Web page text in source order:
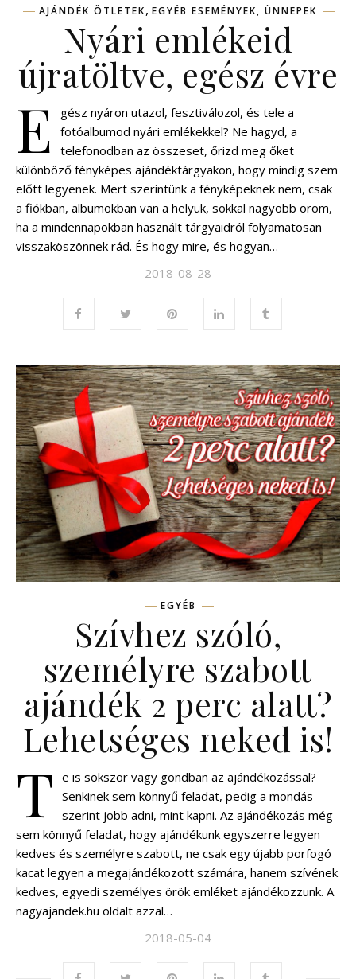
AJÁNDÉK ÖTLETEK, EGYÉB ESEMÉNYEK, ÜNNEPEK
Nyári emlékeid
újratöltve, egész évre
E
gész nyáron utazol, fesztiválozol, és tele a
fotóalbumod nyári emlékekkel? Ne hagyd, a
telefonodban az összeset, őrizd meg őket
különböző fényképes ajándéktárgyakon, hogy mindig szem
előtt legyenek. Mert szerintünk a fényképeknek nem, csak
a fiókban, albumokban van a helyük, sokkal nagyobb öröm,
ha a mindennapokban használt tárgyaidról folyamatosan
visszaköszönnek rád. És hogy mire, és hogyan…
2018-08-28
EGYÉB
Szívhez szóló,
személyre szabott
ajándék 2 perc alatt?
Lehetséges neked is!
T e is sokszor vagy gondban az ajándékozással?
Senkinek sem könnyű feladat, pedig a mondás
szerint jobb adni, mint kapni. Az ajándékozás még
sem könnyű feladat, hogy ajándékunk egyszerre legyen
kedves és személyre szabott, ne csak egy újabb porfogó
kacat legyen a megajándékozott számára, hanem szívének
kedves, egyedi személyes örök emléket ajándékozzunk. A
nagyajandek.hu oldalt azzal…
2018-05-04